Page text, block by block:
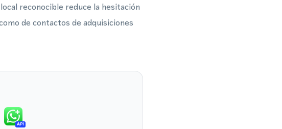
reconocible reduce la hesitación
de contactos de adquisiciones
API